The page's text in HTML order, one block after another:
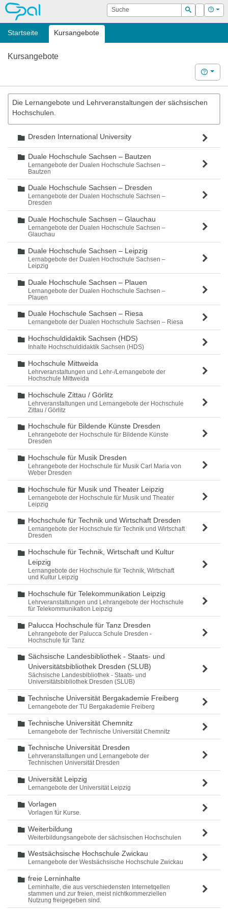
OPAL Suche
Suchen
Login Hilfe
Startseite Kursangebote
Kursangebote
Hilfe
Die Lernangebote und Lehrveranstaltungen der sächsischen
Hochschulen.
Ordner
Dresden International University
Ordner
Duale Hochschule Sachsen – Bautzen
Lernangebote der Dualen Hochschule Sachsen –
Bautzen
Ordner
Duale Hochschule Sachsen – Dresden
Lernangebote der Dualen Hochschule Sachsen –
Dresden
Ordner
Duale Hochschule Sachsen – Glauchau
Lernangebote der Dualen Hochschule Sachsen –
Glauchau
Ordner
Duale Hochschule Sachsen – Leipzig
Lernabgebote der Dualen Hochschule Sachsen –
Leipzig
Ordner
Duale Hochschule Sachsen – Plauen
Lernangebote der Dualen Hochschule Sachsen –
Plauen
Ordner
Duale Hochschule Sachsen – Riesa
Lernangebote der Dualen Hochschule Sachsen – Riesa
Ordner
Hochschuldidaktik Sachsen (HDS)
Inhalte Hochschuldidaktik Sachsen (HDS)
Ordner
Hochschule Mittweida
Lehrveranstaltungen und Lehr-/Lernangebote der
Hochschule Mittweida
Ordner
Hochschule Zittau / Görlitz
Lehrveranstaltungen und Lernangebote der Hochschule
Zittau / Görlitz
Ordner
Hochschule für Bildende Künste Dresden
Lehrangebote der Hochschule für Bildende Künste
Dresden
Ordner
Hochschule für Musik Dresden
Lehrangebote der Hochschule für Musik Carl Maria von
Weber Dresden
Ordner
Hochschule für Musik und Theater Leipzig
Lernangebote der Hochschule für Musik und Theater
Leipzig
Ordner
Hochschule für Technik und Wirtschaft Dresden
Lernangebote der Hochschule für Technik und Wirtschaft
Dresden
Ordner
Hochschule für Technik, Wirtschaft und Kultur
Leipzig
Lernangebote der Hochschule für Technik, Wirtschaft
und Kultur Leipzig
Ordner
Hochschule für Telekommunikation Leipzig
Lehrveranstaltungen und Lehrangebote der Hochschule
für Telekommunikation Leipzig
Ordner
Palucca Hochschule für Tanz Dresden
Lehrangebote der Palucca Schule Dresden -
Hochschule für Tanz
Ordner
Sächsische Landesbibliothek - Staats- und
Universitätsbibliothek Dresden (SLUB)
Sächsische Landesbibliothek - Staats- und
Universitätsbibliothek Dresden (SLUB)
Ordner
Technische Universität Bergakademie Freiberg
Lernangebote der TU Bergakademie Freiberg
Ordner
Technische Universität Chemnitz
Lernangebote der Technische Universität Chemnitz
Ordner
Technische Universität Dresden
Lehrveranstaltungen und Lernangebote der
Technischen Universität Dresden
Ordner
Universität Leipzig
Lernangebote der Universität Leipzig
Ordner
Vorlagen
Vorlagen für Kurse.
Ordner
Weiterbildung
Weiterbildungsangebote der sächsischen Hochschulen
Ordner
Westsächsische Hochschule Zwickau
Lernangebote der Westsächsische Hochschule Zwickau
Ordner
freie Lerninhalte
Lerninhalte, die aus verschiedensten Internetqellen
stammen und zur freien, meist nichtkommerziellen
Nutzung freigegeben sind.